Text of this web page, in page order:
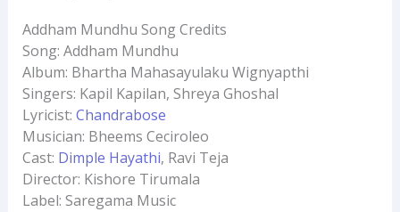
Addham Mundhu Song Credits
Song: Addham Mundhu
Album: Bhartha Mahasayulaku Wignyapthi
Singers: Kapil Kapilan, Shreya Ghoshal
Lyricist: Chandrabose
Musician: Bheems Ceciroleo
Cast: Dimple Hayathi, Ravi Teja
Director: Kishore Tirumala
Label: Saregama Music